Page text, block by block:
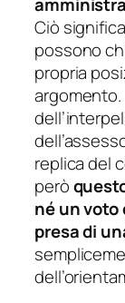
Ciò
possono
propria
replica del
però
né un voto
presa di